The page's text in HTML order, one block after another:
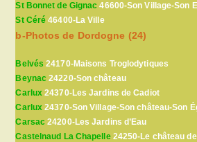
St Bonnet de Gignac 46600-Son Village-Son
St Céré 46400-La Ville
b-Photos de Dordogne (24)
Belvés 24170-Maisons Troglodytiques
Beynac 24220-Son château
Carlux 24370-Les Jardins de Cadiot
Carlux 24370-Son Village-Son château-Son
Carsac 24200-Les Jardins d’Eau
Castelnaud La Chapelle24250-Le château